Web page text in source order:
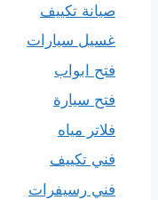
صيانة تكييف
غسيل سيارات
فتح ابواب
فتح سيارة
فلاتر مياه
فني تكييف
فني رسيفرات